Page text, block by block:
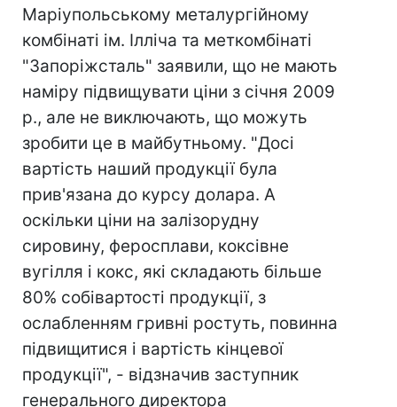
Маріупольському металургійному
комбінаті ім. Ілліча та меткомбінаті
"Запоріжсталь" заявили, що не мають
наміру підвищувати ціни з січня 2009
р., але не виключають, що можуть
зробити це в майбутньому. "Досі
вартість наший продукції була
прив'язана до курсу долара. А
оскільки ціни на залізорудну
сировину, феросплави, коксівне
вугілля і кокс, які складають більше
80% собівартості продукції, з
ослабленням гривні ростуть, повинна
підвищитися і вартість кінцевої
продукції", - відзначив заступник
генерального директора